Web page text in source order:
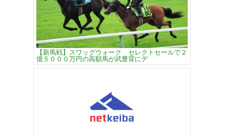
【新馬戦】スワッグウォーク セレクトセールで２
億５０００万円の高額馬が武豊背にデ